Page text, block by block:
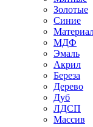
Золотые
Синие
МДФ
Эмаль
Акрил
Береза
Дерево
Дуб
ЛДСП
Массив